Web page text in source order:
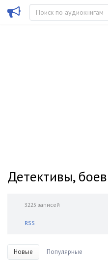
Детективы,
3225 записей
RSS
Новые Популярные